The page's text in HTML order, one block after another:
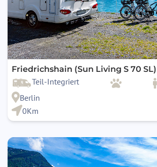
Friedrichshain (Sun Living S 70 SL)
Teil-Integriert
Berlin
0Km